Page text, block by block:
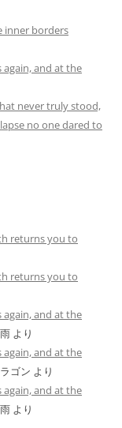
borders
again, and at the
never truly stood,
no one dared to
returns you to
returns you to
again, and at the
より
again, and at the
ゴン より
again, and at the
より